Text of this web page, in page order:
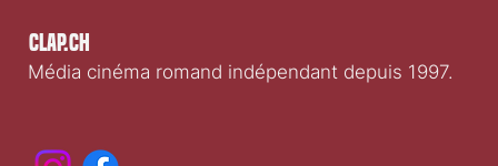
Clap.ch
Média cinéma romand indépendant depuis 1997.